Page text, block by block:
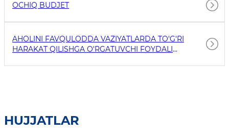
OCHIQ BUDJET
AHOLINI FAVQULODDA VAZIYATLARDA TO'G'RI
HARAKAT QILISHGA O'RGATUVCHI FOYDALI
HUJJATLAR